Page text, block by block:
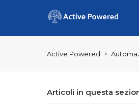
Active Powered
Articoli in questa